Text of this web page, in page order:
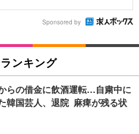
Sponsored by
ンキング
らの借金に飲酒運転…自粛中に
韓国芸人、退院 麻痺が残る状